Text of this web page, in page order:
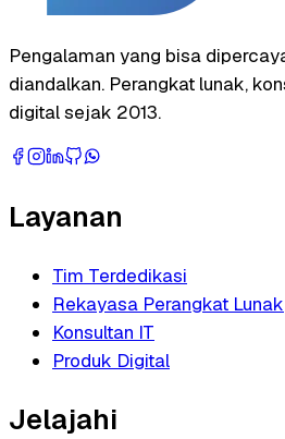
Pengalaman yang bisa
diandalkan. Perangkat lunak,
digital sejak 2013.
Layanan
Tim Terdedikasi
Rekayasa Perangkat Lunak
Konsultan IT
Produk Digital
Jelajahi